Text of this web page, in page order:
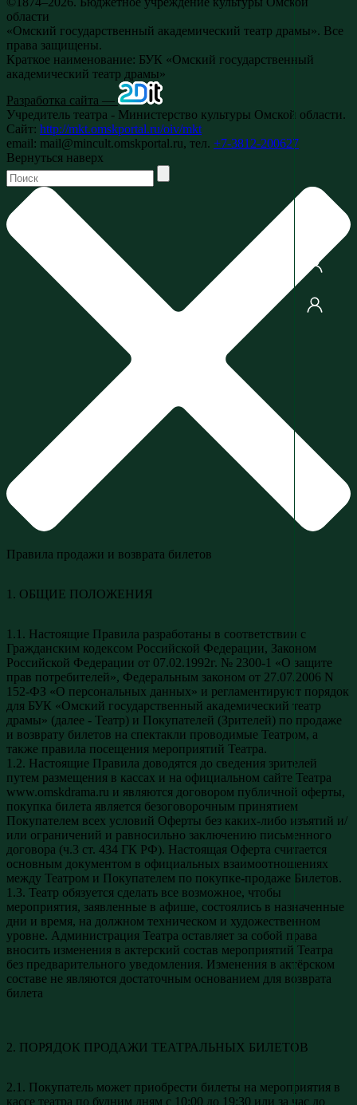
области
«Омский государственный академический театр драмы». Все
права защищены.
Краткое наименование: БУК «Омский государственный
академический театр драмы»
Разработка сайта —
Учредитель театра - Министерство культуры Омской области.
Сайт: http://mkt.omskportal.ru/oiv/mkt
email: mail@mincult.omskportal.ru, тел. +7-3812-200627
Вернуться наверх
Правила продажи и возврата билетов
1. ОБЩИЕ ПОЛОЖЕНИЯ
1.1. Настоящие Правила разработаны в соответствии с
Гражданским кодексом Российской Федерации, Законом
Российской Федерации от 07.02.1992г. № 2300-1 «О защите
прав потребителей», Федеральным законом от 27.07.2006 N
152-ФЗ «О персональных данных» и регламентируют порядок
для БУК «Омский государственный академический театр
драмы» (далее - Театр) и Покупателей (Зрителей) по продаже
и возврату билетов на спектакли проводимые Театром, а
также правила посещения мероприятий Театра.
1.2. Настоящие Правила доводятся до сведения зрителей
путем размещения в кассах и на официальном сайте Театра
www.omskdrama.ru и являются договором публичной оферты,
покупка билета является безоговорочным принятием
Покупателем всех условий Оферты без каких-либо изъятий и/
или ограничений и равносильно заключению письменного
договора (ч.3 ст. 434 ГК РФ). Настоящая Оферта считается
основным документом в официальных взаимоотношениях
между Театром и Покупателем по покупке-продаже Билетов.
1.3. Театр обязуется сделать все возможное, чтобы
мероприятия, заявленные в афише, состоялись в назначенные
дни и время, на должном техническом и художественном
уровне. Администрация Театра оставляет за собой права
вносить изменения в актерский состав мероприятий Театра
без предварительного уведомления. Изменения в актёрском
составе не являются достаточным основанием для возврата
билета
2. ПОРЯДОК ПРОДАЖИ ТЕАТРАЛЬНЫХ БИЛЕТОВ
2.1. Покупатель может приобрести билеты на мероприятия в
кассе театра по будним дням с 10:00 до 19:30 или за час до